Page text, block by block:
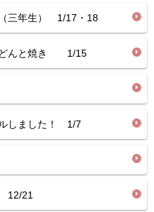
三年生） 1/17・18
どんと焼き 1/15
しました！ 1/7
12/21